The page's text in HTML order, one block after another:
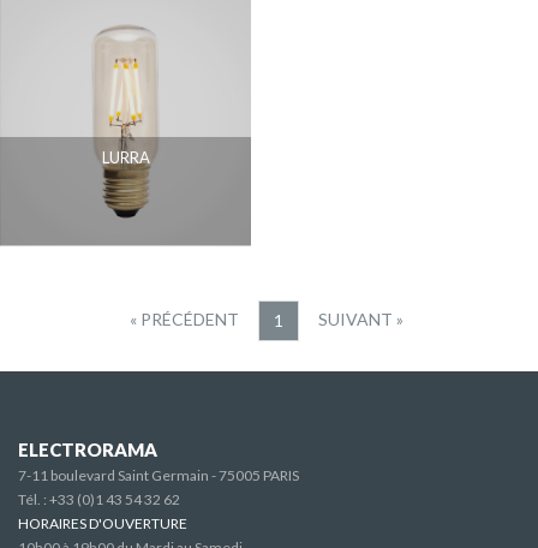
LURRA
« PRÉCÉDENT 1 SUIVANT »
ELECTRORAMA
7-11 boulevard Saint Germain - 75005 PARIS
Tél. : +33 (0)1 43 54 32 62
HORAIRES D'OUVERTURE